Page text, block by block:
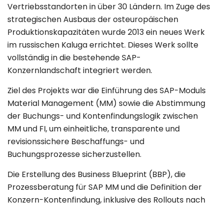
Vertriebsstandorten in über 30 Ländern. Im Zuge des
strategischen Ausbaus der osteuropäischen
Produktionskapazitäten wurde 2013 ein neues Werk
im russischen Kaluga errichtet. Dieses Werk sollte
vollständig in die bestehende SAP-
Konzernlandschaft integriert werden.
Ziel des Projekts war die Einführung des SAP-Moduls
Material Management (MM) sowie die Abstimmung
der Buchungs- und Kontenfindungslogik zwischen
MM und FI, um einheitliche, transparente und
revisionssichere Beschaffungs- und
Buchungsprozesse sicherzustellen.
Die Erstellung des Business Blueprint (BBP), die
Prozessberatung für SAP MM und die Definition der
Konzern-Kontenfindung, inklusive des Rollouts nach